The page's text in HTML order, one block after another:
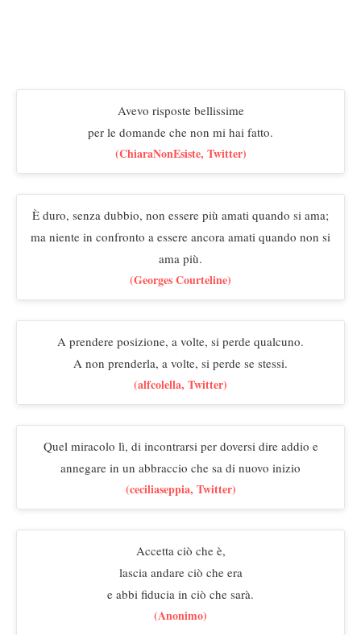
Avevo risposte bellissime
per le domande che non mi hai fatto.
(ChiaraNonEsiste, Twitter)
È duro, senza dubbio, non essere più amati quando si ama;
ma niente in confronto a essere ancora amati quando non si
ama più.
(Georges Courteline)
A prendere posizione, a volte, si perde qualcuno.
A non prenderla, a volte, si perde se stessi.
(alfcolella, Twitter)
Quel miracolo lì, di incontrarsi per doversi dire addio e
annegare in un abbraccio che sa di nuovo inizio
(ceciliaseppia, Twitter)
Accetta ciò che è,
lascia andare ciò che era
e abbi fiducia in ciò che sarà.
(Anonimo)